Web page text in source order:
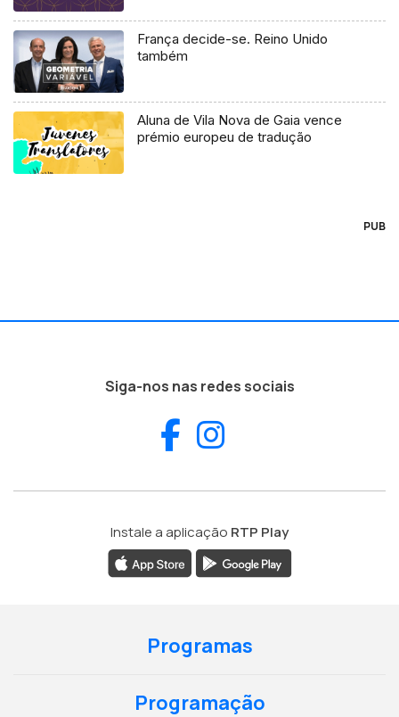
França decide-se. Reino Unido
também
Aluna de Vila Nova de Gaia vence
prémio europeu de tradução
PUB
Siga-nos nas redes sociais
Facebook
Instale a aplicação RTP Play
Programas
Programação